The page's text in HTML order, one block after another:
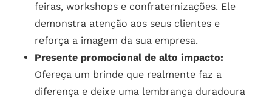
feiras, workshops e confraternizações. Ele
demonstra atenção aos seus clientes e
reforça a imagem da sua empresa.
Presente promocional de alto impacto:
Ofereça um brinde que realmente faz a
diferença e deixe uma lembrança duradoura